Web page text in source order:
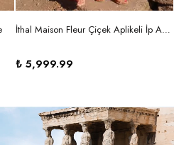
İthal Maison Fleur Çiçek Aplikeli İp Askılı Maxi Elbise
₺ 5,999.99